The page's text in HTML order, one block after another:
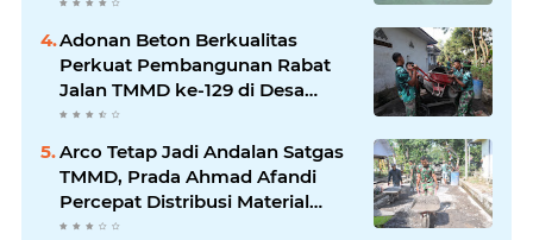
Adonan Beton Berkualitas
Perkuat Pembangunan Rabat
Jalan TMMD ke-129 di Desa
Ledoktempuro
Arco Tetap Jadi Andalan Satgas
TMMD, Prada Ahmad Afandi
Percepat Distribusi Material
Pengecoran